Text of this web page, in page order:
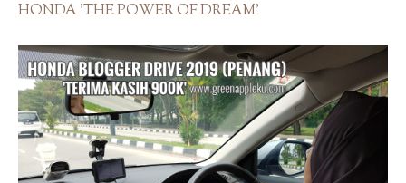
HONDA 'THE POWER OF DREAM'